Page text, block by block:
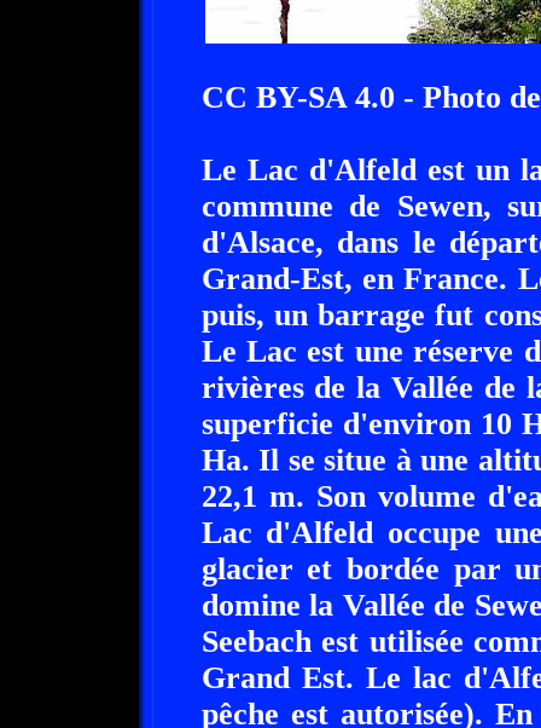
CC BY-SA 4.0 - Photo
Le Lac d'Alfeld est un
commune de Sewen,
d'Alsace, dans le
Grand-Est, en France.
puis, un barrage fut
Le Lac est une réserve
rivières de la Vallée de
superficie d'environ 10
Ha. Il se situe à une
22,1 m. Son volume
Lac d'Alfeld occupe
glacier et bordée par
domine la Vallée de
Seebach est utilisée
Grand Est. Le lac
pêche est autorisée).